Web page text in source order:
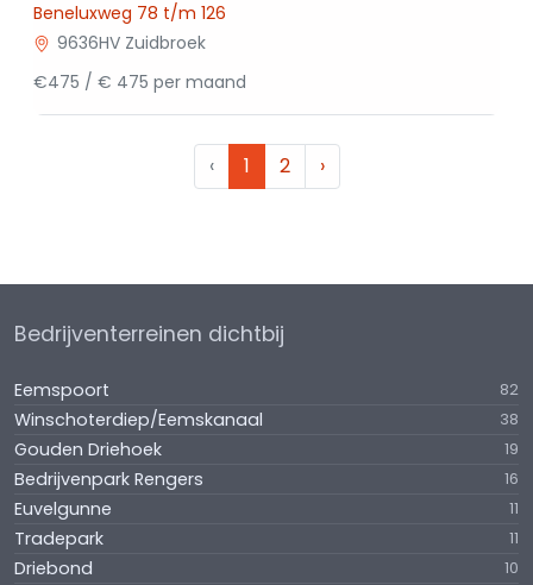
Beneluxweg 78 t/m 126
9636HV Zuidbroek
€475 / € 475 per maand
‹ 1 2 ›
Bedrijventerreinen dichtbij
Eemspoort 82
Winschoterdiep/Eemskanaal 38
Gouden Driehoek 19
Bedrijvenpark Rengers 16
Euvelgunne 11
Tradepark 11
Driebond 10